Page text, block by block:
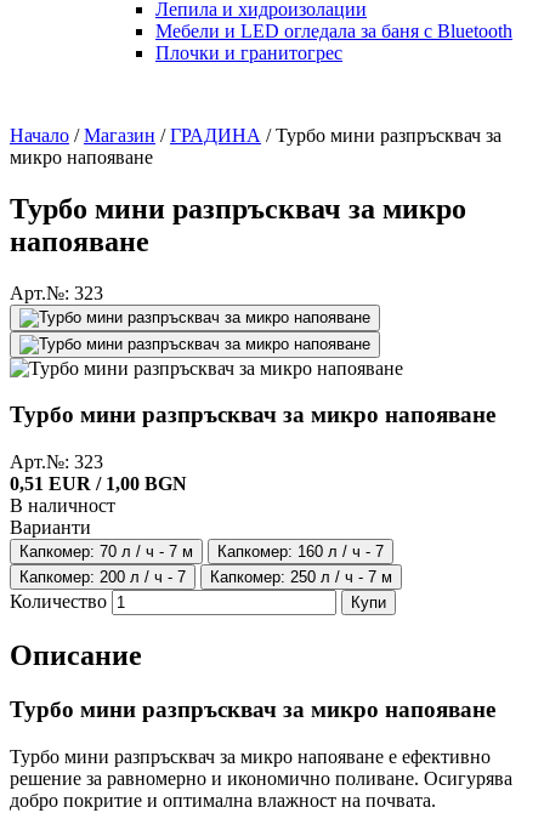
Лепила и хидроизолации
Мебели и LED огледала за баня с Bluetooth
Плочки и гранитогрес
Начало / Магазин / ГРАДИНА / Турбо мини разпръсквач за
микро напояване
Турбо мини разпръсквач за микро
напояване
Арт.№: 323
Турбо мини разпръсквач за микро напояване
Арт.№: 323
0,51 EUR / 1,00 BGN
В наличност
Варианти
Капкомер: 70 л / ч - 7 м
Капкомер: 160 л / ч - 7
Капкомер: 200 л / ч - 7
Капкомер: 250 л / ч - 7 м
Количество Купи
Описание
Турбо мини разпръсквач за микро напояване
Турбо мини разпръсквач за микро напояване е ефективно
решение за равномерно и икономично поливане. Осигурява
добро покритие и оптимална влажност на почвата.